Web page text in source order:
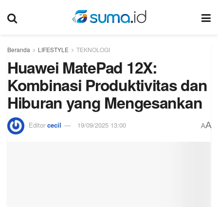
Beranda LIFESTYLE TEKNOLOGI
Huawei MatePad 12X:
Kombinasi Produktivitas dan
Hiburan yang Mengesankan
Editor cecil 19/09/2025 13:00 AA